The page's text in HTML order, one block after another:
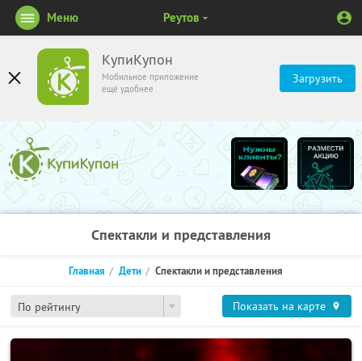
КупиКупон
Мобильное приложение
ещё удобнее
Загрузить
Меню Реутов
Спектакли и представления
По рейтингу
Главная Дети Спектакли и представления
Показать на карте